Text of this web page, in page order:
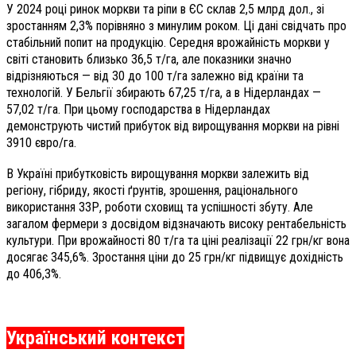
У 2024 році ринок моркви та ріпи в ЄС склав 2,5 млрд дол., зі
зростанням 2,3% порівняно з минулим роком. Ці дані свідчать про
стабільний попит на продукцію. Середня врожайність моркви у
світі становить близько 36,5 т/га, але показники значно
відрізняються — від 30 до 100 т/га залежно від країни та
технологій. У Бельгії збирають 67,25 т/га, а в Нідерландах —
57,02 т/га. При цьому господарства в Нідерландах
демонструють чистий прибуток від вирощування моркви на рівні
3910 євро/га.
В Україні прибутковість вирощування моркви залежить від
регіону, гібриду, якості ґрунтів, зрошення, раціонального
використання ЗЗР, роботи сховищ та успішності збуту. Але
загалом фермери з досвідом відзначають високу рентабельність
культури. При врожайності 80 т/га та ціні реалізації 22 грн/кг вона
досягає 345,6%. Зростання ціни до 25 грн/кг підвищує дохідність
до 406,3%.
Український контекст